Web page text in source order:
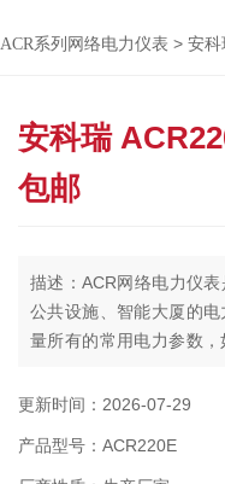
ACR系列网络电力仪表 > 安
安科瑞
包邮
描述：ACR网络电力仪表
公共设施、智能大厦的
量所有的常用电力参数
联网功能，所以我们称之
包邮
更新时间：2026-07-29
产品型号：ACR220E